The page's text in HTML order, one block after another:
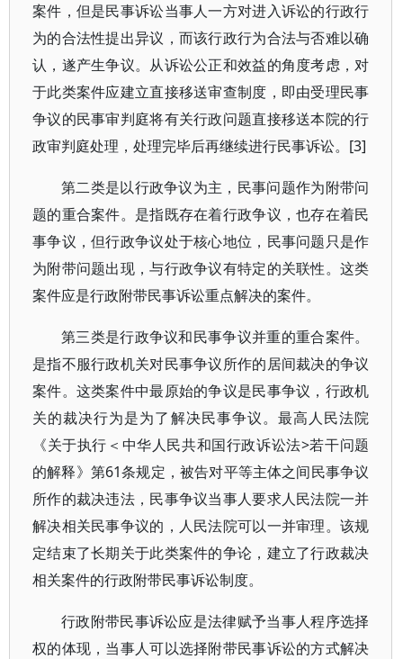
案件，但是民事诉讼当事人一方对进入诉讼的行政行
为的合法性提出异议，而该行政行为合法与否难以确
认，遂产生争议。从诉讼公正和效益的角度考虑，对
于此类案件应建立直接移送审查制度，即由受理民事
争议的民事审判庭将有关行政问题直接移送本院的行
政审判庭处理，处理完毕后再继续进行民事诉讼。[3]
第二类是以行政争议为主，民事问题作为附带问
题的重合案件。是指既存在着行政争议，也存在着民
事争议，但行政争议处于核心地位，民事问题只是作
为附带问题出现，与行政争议有特定的关联性。这类
案件应是行政附带民事诉讼重点解决的案件。
第三类是行政争议和民事争议并重的重合案件。
是指不服行政机关对民事争议所作的居间裁决的争议
案件。这类案件中最原始的争议是民事争议，行政机
关的裁决行为是为了解决民事争议。最高人民法院
《关于执行＜中华人民共和国行政诉讼法>若干问题
的解释》第61条规定，被告对平等主体之间民事争议
所作的裁决违法，民事争议当事人要求人民法院一并
解决相关民事争议的，人民法院可以一并审理。该规
定结束了长期关于此类案件的争论，建立了行政裁决
相关案件的行政附带民事诉讼制度。
行政附带民事诉讼应是法律赋予当事人程序选择
权的体现，当事人可以选择附带民事诉讼的方式解决